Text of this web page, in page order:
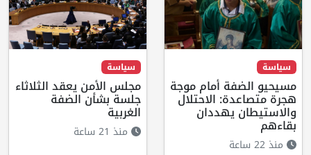
سياسة
مسيحيو الضفة أمام موجة
هجرة متصاعدة: الاحتلال
والاستيطان يهددان
بقاءهم
منذ 22 ساعة
سياسة
مجلس الأمن يعقد الثلاثاء
جلسة بشأن الضفة
الغربية
منذ 21 ساعة